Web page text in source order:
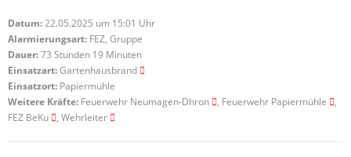
Datum:22.05.2025 um 15:01 Uhr
Alarmierungsart: FEZ, Gruppe
Dauer:73 Stunden 19 Minuten
Einsatzart:Gartenhausbrand
Einsatzort: Papiermühle
Weitere Kräfte: Feuerwehr Neumagen-Dhron , Feuerwehr Papiermühle
,
FEZ BeKu
, Wehrleiter